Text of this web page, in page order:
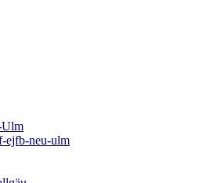
Ulm
ejfb-neu-ulm